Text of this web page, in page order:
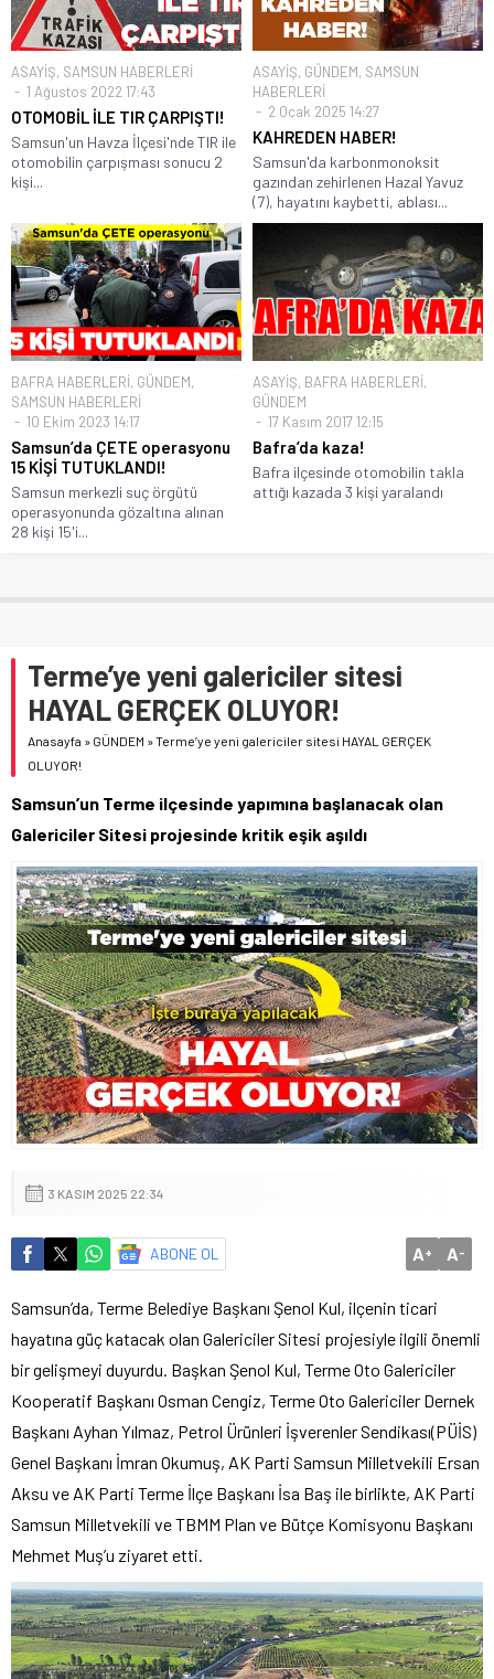
ASAYİŞ, SAMSUN HABERLERİ
1 Ağustos 2022 17:43
OTOMOBİL İLE TIR ÇARPIŞTI!
Samsun'un Havza İlçesi'nde TIR ile
otomobilin çarpışması sonucu 2
kişi...
ASAYİŞ, GÜNDEM, SAMSUN
HABERLERİ
2 Ocak 2025 14:27
KAHREDEN HABER!
Samsun'da karbonmonoksit
gazından zehirlenen Hazal Yavuz
(7), hayatını kaybetti, ablası...
BAFRA HABERLERİ, GÜNDEM,
SAMSUN HABERLERİ
10 Ekim 2023 14:17
Samsun’da ÇETE operasyonu
15 KİŞİ TUTUKLANDI!
Samsun merkezli suç örgütü
operasyonunda gözaltına alınan
28 kişi 15'i...
ASAYİŞ, BAFRA HABERLERİ,
GÜNDEM
17 Kasım 2017 12:15
Bafra’da kaza!
Bafra ilçesinde otomobilin takla
attığı kazada 3 kişi yaralandı
Terme’ye yeni galericiler sitesi
HAYAL GERÇEK OLUYOR!
Anasayfa » GÜNDEM »Terme’ye yeni galericiler sitesi HAYAL GERÇEK
OLUYOR!
Samsun’un Terme ilçesinde yapımına başlanacak olan
Galericiler Sitesi projesinde kritik eşik aşıldı
3 KASIM 2025 22:34
ABONE OL A+ A-
Samsun’da, Terme Belediye Başkanı Şenol Kul, ilçenin ticari
hayatına güç katacak olan Galericiler Sitesi projesiyle ilgili önemli
bir gelişmeyi duyurdu. Başkan Şenol Kul, Terme Oto Galericiler
Kooperatif Başkanı Osman Cengiz, Terme Oto Galericiler Dernek
Başkanı Ayhan Yılmaz, Petrol Ürünleri İşverenler Sendikası(PÜİS)
Genel Başkanı İmran Okumuş, AK Parti Samsun Milletvekili Ersan
Aksu ve AK Parti Terme İlçe Başkanı İsa Baş ile birlikte, AK Parti
Samsun Milletvekili ve TBMM Plan ve Bütçe Komisyonu Başkanı
Mehmet Muş’u ziyaret etti.